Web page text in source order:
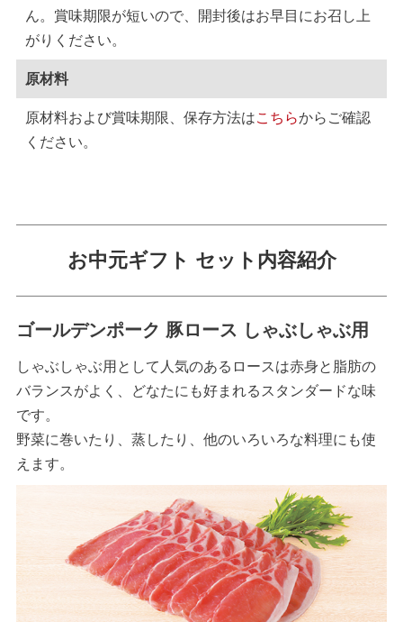
ん。賞味期限が短いので、開封後はお早目にお召し上
がりください。
原材料
原材料および賞味期限、保存方法はこちらからご確認
ください。
お中元ギフト セット内容紹介
ゴールデンポーク 豚ロース しゃぶしゃぶ用
しゃぶしゃぶ用として人気のあるロースは赤身と脂肪の
バランスがよく、どなたにも好まれるスタンダードな味
です。
野菜に巻いたり、蒸したり、他のいろいろな料理にも使
えます。